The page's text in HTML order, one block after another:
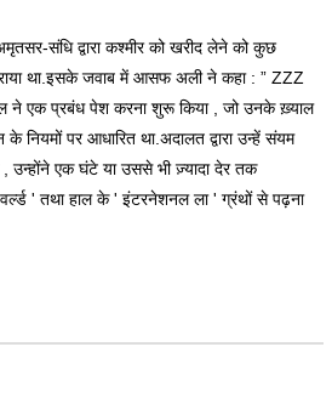
संधि द्वारा कश्मीर को खरीद लेने को कुछ
था.इसके जवाब में आसफ अली ने कहा : ” ZZZ
ने एक प्रबंध पेश करना शुरू किया , जो उनके ख़्याल
नियमों पर आधारित था.अदालत द्वारा उन्हें संयम
एक घंटे या उससे भी ज़्यादा देर तक
' तथा हाल के ' इंटरनेशनल ला ' ग्रंथों से पढ़ना